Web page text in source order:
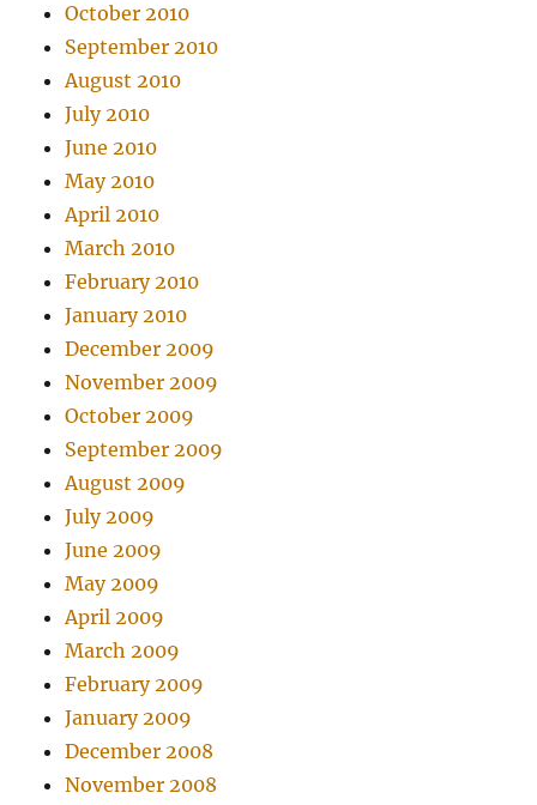
October 2010
September 2010
August 2010
July 2010
June 2010
May 2010
April 2010
March 2010
February 2010
January 2010
December 2009
November 2009
October 2009
September 2009
August 2009
July 2009
June 2009
May 2009
April 2009
March 2009
February 2009
January 2009
December 2008
November 2008